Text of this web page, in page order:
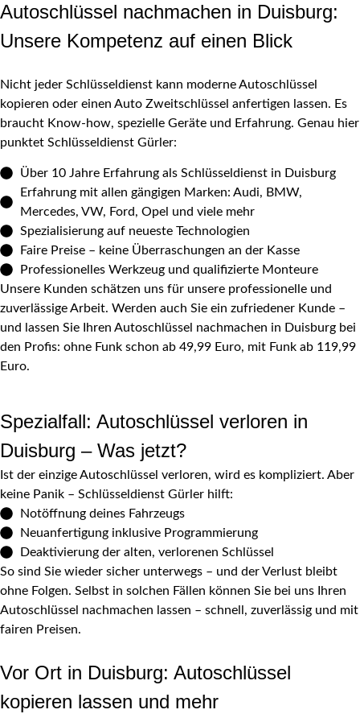
Autoschlüssel nachmachen in Duisburg:
Unsere Kompetenz auf einen Blick
Nicht jeder Schlüsseldienst kann moderne Autoschlüssel
kopieren oder einen Auto Zweitschlüssel anfertigen lassen. Es
braucht Know-how, spezielle Geräte und Erfahrung. Genau hier
punktet Schlüsseldienst Gürler:
Über 10 Jahre Erfahrung als Schlüsseldienst in Duisburg
Erfahrung mit allen gängigen Marken: Audi, BMW,
Mercedes, VW, Ford, Opel und viele mehr
Spezialisierung auf neueste Technologien
Faire Preise – keine Überraschungen an der Kasse
Professionelles Werkzeug und qualifizierte Monteure
Unsere Kunden schätzen uns für unsere professionelle und
zuverlässige Arbeit. Werden auch Sie ein zufriedener Kunde –
und lassen Sie Ihren Autoschlüssel nachmachen in Duisburg bei
den Profis: ohne Funk schon ab 49,99 Euro, mit Funk ab 119,99
Euro.
Spezialfall: Autoschlüssel verloren in
Duisburg – Was jetzt?
Ist der einzige Autoschlüssel verloren, wird es kompliziert. Aber
keine Panik – Schlüsseldienst Gürler hilft:
Notöffnung deines Fahrzeugs
Neuanfertigung inklusive Programmierung
Deaktivierung der alten, verlorenen Schlüssel
So sind Sie wieder sicher unterwegs – und der Verlust bleibt
ohne Folgen. Selbst in solchen Fällen können Sie bei uns Ihren
Autoschlüssel nachmachen lassen – schnell, zuverlässig und mit
fairen Preisen.
Vor Ort in Duisburg: Autoschlüssel
kopieren lassen und mehr